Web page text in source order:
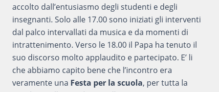
accolto dall’entusiasmo degli studenti e degli
insegnanti. Solo alle 17.00 sono iniziati gli interventi
dal palco intervallati da musica e da momenti di
intrattenimento. Verso le 18.00 il Papa ha tenuto il
suo discorso molto applaudito e partecipato. E’ li
che abbiamo capito bene che l’incontro era
veramente una Festa per la scuola, per tutta la